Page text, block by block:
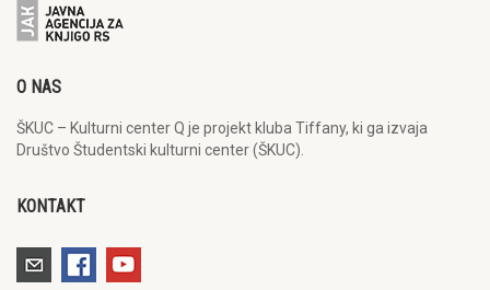
O NAS
ŠKUC – Kulturni center Q je projekt kluba Tiffany, ki ga izvaja
Društvo Študentski kulturni center (ŠKUC).
KONTAKT